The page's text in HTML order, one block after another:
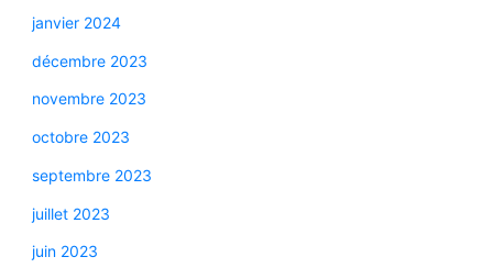
janvier 2024
décembre 2023
novembre 2023
octobre 2023
septembre 2023
juillet 2023
juin 2023